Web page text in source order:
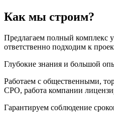
Как мы строим?
Предлагаем полный комплекс
ответственно подходим к
Глубокие знания и большой
Работаем с общественными,
СРО, работа компании
Гарантируем соблюдение